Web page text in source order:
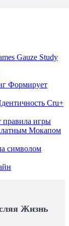
Gauze Study
Формирует
Cru+
правила игры
Мокапом
символом
Жизнь